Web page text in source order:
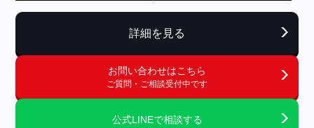
詳細を見る
お問い合わせはこちら
ご質問・ご相談受付中です
公式LINEで相談する